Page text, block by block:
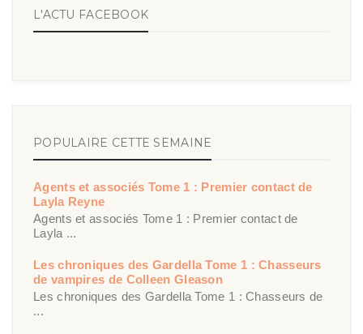
L'ACTU FACEBOOK
POPULAIRE CETTE SEMAINE
Agents et associés Tome 1 : Premier contact de
Layla Reyne
Agents et associés Tome 1 : Premier contact de
Layla ...
Les chroniques des Gardella Tome 1 : Chasseurs
de vampires de Colleen Gleason
Les chroniques des Gardella Tome 1 : Chasseurs de
...